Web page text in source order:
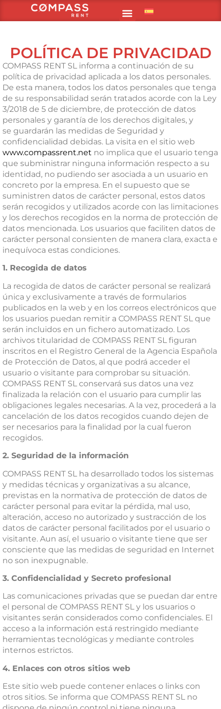
POLÍTICA DE PRIVACIDAD
COMPASS RENT SL informa a continuación de su
política de privacidad aplicada a los datos personales.
De esta manera, todos los datos personales que tenga
de su responsabilidad serán tratados acorde con la Ley
3/2018 de 5 de diciembre, de protección de datos
personales y garantía de los derechos digitales, y
se guardarán las medidas de Seguridad y
confidencialidad debidas. La visita en el sitio web
www.compassrent.net no implica que el usuario tenga
que subministrar ninguna información respecto a su
identidad, no pudiendo ser asociada a un usuario en
concreto por la empresa. En el supuesto que se
suministren datos de carácter personal, estos datos
serán recogidos y utilizados acorde con las limitaciones
y los derechos recogidos en la norma de protección de
datos mencionada. Los usuarios que faciliten datos de
carácter personal consienten de manera clara, exacta e
inequívoca estas condiciones.
1. Recogida de datos
La recogida de datos de carácter personal se realizará
única y exclusivamente a través de formularios
publicados en la web y en los correos electrónicos que
los usuarios puedan remitir a COMPASS RENT SL que
serán incluidos en un fichero automatizado. Los
archivos titularidad de COMPASS RENT SL figuran
inscritos en el Registro General de la Agencia Española
de Protección de Datos, al que podrá acceder el
usuario o visitante para comprobar su situación.
COMPASS RENT SL conservará sus datos una vez
finalizada la relación con el usuario para cumplir las
obligaciones legales necesarias. A la vez, procederá a la
cancelación de los datos recogidos cuando dejen de
ser necesarios para la finalidad por la cual fueron
recogidos.
2. Seguridad de la información
COMPASS RENT SL ha desarrollado todos los sistemas
y medidas técnicas y organizativas a su alcance,
previstas en la normativa de protección de datos de
carácter personal para evitar la pérdida, mal uso,
alteración, acceso no autorizado y sustracción de los
datos de carácter personal facilitados por el usuario o
visitante. Aun así, el usuario o visitante tiene que ser
consciente que las medidas de seguridad en Internet
no son inexpugnable.
3. Confidencialidad y Secreto profesional
Las comunicaciones privadas que se puedan dar entre
el personal de COMPASS RENT SL y los usuarios o
visitantes serán considerados como confidenciales. El
acceso a la información está restringido mediante
herramientas tecnológicas y mediante controles
internos estrictos.
4. Enlaces con otros sitios web
Este sitio web puede contener enlaces o links con
otros sitios. Se informa que COMPASS RENT SL no